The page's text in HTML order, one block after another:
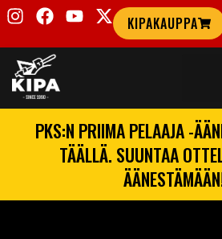
KIPAKAUPPA
PKS:N PRIIMA PELAAJA -
TÄÄLLÄ. SUUNTAA